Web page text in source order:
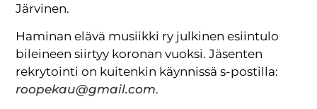
Järvinen.
Haminan elävä musiikki ry julkinen esiintulo
bileineen siirtyy koronan vuoksi. Jäsenten
rekrytointi on kuitenkin käynnissä s-postilla:
roopekau@gmail.com.